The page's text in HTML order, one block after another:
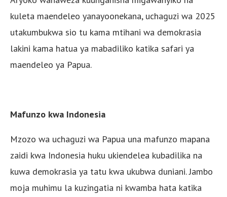
kuleta maendeleo yanayoonekana, uchaguzi wa 2025
utakumbukwa sio tu kama mtihani wa demokrasia
lakini kama hatua ya mabadiliko katika safari ya
maendeleo ya Papua.
Mafunzo kwa Indonesia
Mzozo wa uchaguzi wa Papua una mafunzo mapana
zaidi kwa Indonesia huku ukiendelea kubadilika na
kuwa demokrasia ya tatu kwa ukubwa duniani. Jambo
moja muhimu la kuzingatia ni kwamba hata katika